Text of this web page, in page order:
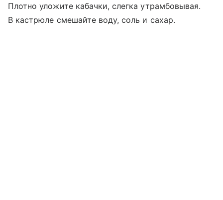
Плотно уложите кабачки, слегка утрамбовывая.
В кастрюле смешайте воду, соль и сахар.